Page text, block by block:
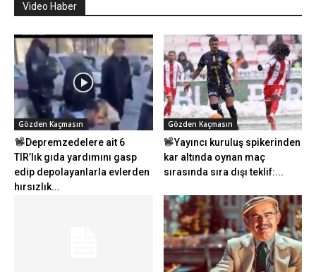
Video Haber
Gözden Kaçmasın
Depremzedelere ait 6
TIR’lık gıda yardımını gasp
edip depolayanlarla evlerden
hırsızlık...
Gözden Kaçmasın
Yayıncı kuruluş spikerinden
kar altında oynan maç
sırasında sıra dışı teklif:...